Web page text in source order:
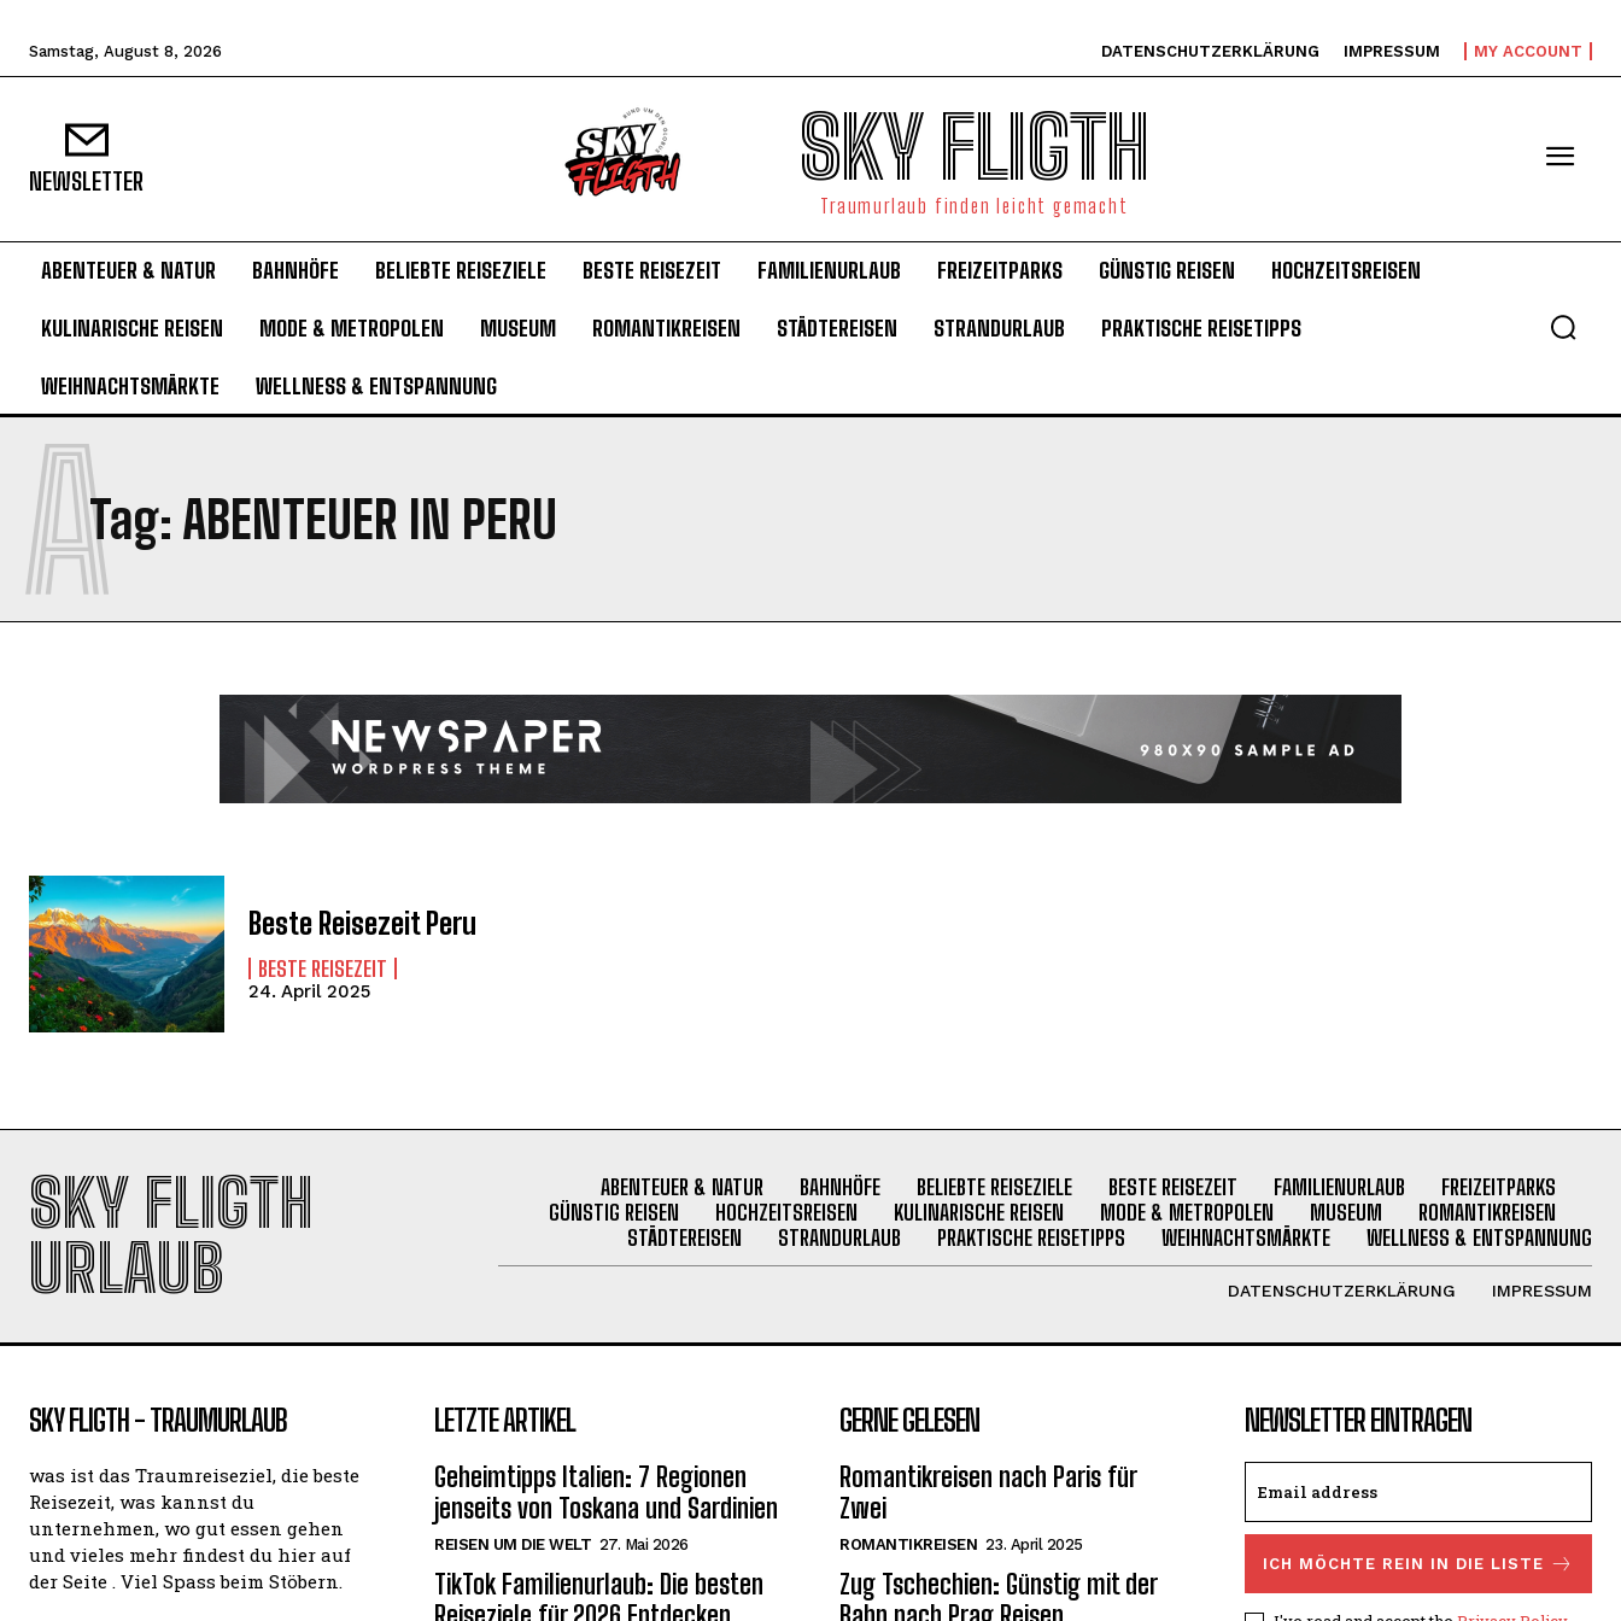
I WANT IN
Privacy Policy.
Samstag, August 8, 2026 DATENSCHUTZERKLÄRUNG IMPRESSUM MY ACCOUNT
NEWSLETTER SKY FLIGTH
Traumurlaub finden leicht gemacht
ABENTEUER & NATUR BAHNHÖFE BELIEBTE REISEZIELE BESTE REISEZEIT FAMILIENURLAUB FREIZEITPARKS GÜNSTIG REISEN HOCHZEITSREISEN
KULINARISCHE REISEN MODE & METROPOLEN MUSEUM ROMANTIKREISEN STÄDTEREISEN STRANDURLAUB PRAKTISCHE REISETIPPS
WEIHNACHTSMÄRKTE WELLNESS & ENTSPANNUNG
Tag: ABENTEUER IN PERU
A
Beste Reisezeit Peru
BESTE REISEZEIT
24. April 2025
SKY FLIGTH
URLAUB
ABENTEUER & NATUR BAHNHÖFE BELIEBTE REISEZIELE BESTE REISEZEIT FAMILIENURLAUB
FREIZEITPARKS
GÜNSTIG REISEN
HOCHZEITSREISEN KULINARISCHE REISEN MODE & METROPOLEN MUSEUM
ROMANTIKREISEN
STÄDTEREISEN
STRANDURLAUB PRAKTISCHE REISETIPPS WEIHNACHTSMÄRKTE WELLNESS & ENTSPANNUNG
DATENSCHUTZERKLÄRUNG IMPRESSUM
SKY FLIGTH - TRAUMURLAUB
was ist das Traumreiseziel, die beste
Reisezeit, was kannst du
unternehmen, wo gut essen gehen
und vieles mehr findest du hier auf
der Seite . Viel Spass beim Stöbern.
LETZTE ARTIKEL
Geheimtipps Italien: 7 Regionen
jenseits von Toskana und Sardinien
REISEN UM DIE WELT 27. Mai 2026
TikTok Familienurlaub: Die besten
GERNE GELESEN
Romantikreisen nach Paris für
Zwei
ROMANTIKREISEN 23. April 2025
Zug Tschechien: Günstig mit der
NEWSLETTER EINTRAGEN
ICH MÖCHTE REIN IN DIE LISTE